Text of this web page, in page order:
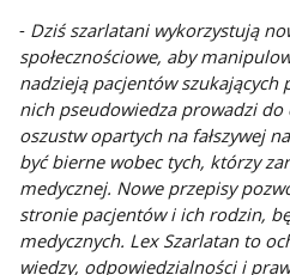
- Dziś szarlatani wykorzystują
społecznościowe, aby
nadzieją pacjentów szukających
nich pseudowiedza prowadzi
oszustw opartych na fałszywej
być bierne wobec tych, którzy
medycznej. Nowe przepisy
stronie pacjentów i ich rodzin,
medycznych. Lex Szarlatan to
wiedzy, odpowiedzialności i